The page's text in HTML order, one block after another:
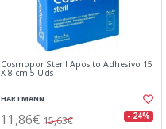
Cosmopor Steril Aposito Adhesivo 15
X 8 cm 5 Uds
HARTMANN
11,86€ 15,63€ - 24%